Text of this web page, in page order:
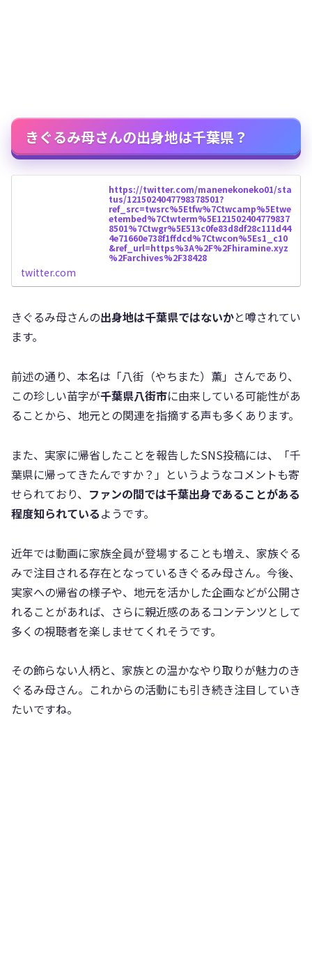
きぐるみ母さんの出身地は千葉県？
https://twitter.com/manenekoneko01/sta
tus/1215024047798378501?
ref_src=twsrc%5Etfw%7Ctwcamp%5Etwe
etembed%7Ctwterm%5E121502404779837
8501%7Ctwgr%5E513c0fe83d8df28c111d44
4e71660e738f1ffdcd%7Ctwcon%5Es1_c10
&ref_url=https%3A%2F%2Fhiramine.xyz
%2Farchives%2F38428
twitter.com
きぐるみ母さんの出身地は千葉県ではないかと噂されてい
ます。
前述の通り、本名は「八街（やちまた）薫」さんであり、
この珍しい苗字が千葉県八街市に由来している可能性があ
ることから、地元との関連を指摘する声も多くあります。
また、実家に帰省したことを報告したSNS投稿には、「千
葉県に帰ってきたんですか？」というようなコメントも寄
せられており、 ファンの間では千葉出身であることがある
程度知られているようです。
近年では動画に家族全員が登場することも増え、家族ぐる
みで注目される存在となっているきぐるみ母さん。今後、
実家への帰省の様子や、地元を活かした企画などが公開さ
れることがあれば、さらに親近感のあるコンテンツとして
多くの視聴者を楽しませてくれそうです。
その飾らない人柄と、家族との温かなやり取りが魅力のき
ぐるみ母さん。これからの活動にも引き続き注目していき
たいですね。